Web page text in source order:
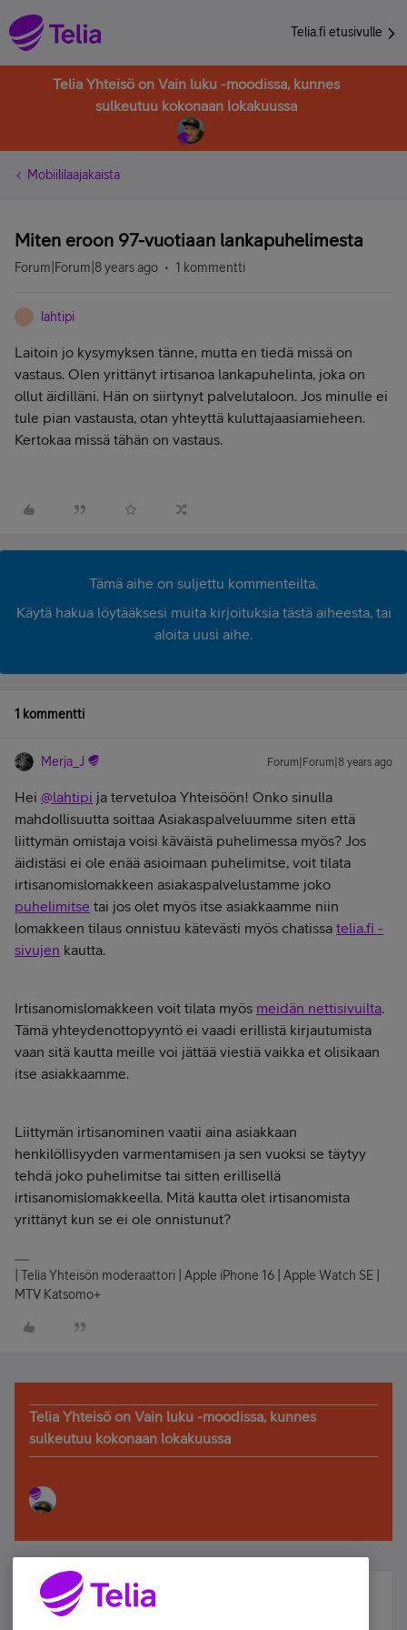
Telia.fi etusivulle
Telia Yhteisö on Vain luku -moodissa, kunnes
sulkeutuu kokonaan lokakuussa
Mobiililaajakaista
Miten eroon 97-vuotiaan lankapuhelimesta
Forum|Forum|8 years ago 1 kommentti
lahtipi
Laitoin jo kysymyksen tänne, mutta en tiedä missä on
vastaus. Olen yrittänyt irtisanoa lankapuhelinta, joka on
ollut äidilläni. Hän on siirtynyt palvelutaloon. Jos minulle ei
tule pian vastausta, otan yhteyttä kuluttajaasiamieheen.
Kertokaa missä tähän on vastaus.
Tämä aihe on suljettu kommenteilta.
Käytä hakua löytääksesi muita kirjoituksia tästä aiheesta, tai
aloita uusi aihe.
1 kommentti
Merja_J Forum|Forum|8 years ago
Hei @lahtipi ja tervetuloa Yhteisöön! Onko sinulla
mahdollisuutta soittaa Asiakaspalveluumme siten että
liittymän omistaja voisi käväistä puhelimessa myös? Jos
äidistäsi ei ole enää asioimaan puhelimitse, voit tilata
irtisanomislomakkeen asiakaspalvelustamme joko
puhelimitse tai jos olet myös itse asiakkaamme niin
lomakkeen tilaus onnistuu kätevästi myös chatissa telia.fi -
sivujen kautta.
Irtisanomislomakkeen voit tilata myös meidän nettisivuilta.
Tämä yhteydenottopyyntö ei vaadi erillistä kirjautumista
vaan sitä kautta meille voi jättää viestiä vaikka et olisikaan
itse asiakkaamme.
Liittymän irtisanominen vaatii aina asiakkaan
henkilöllisyyden varmentamisen ja sen vuoksi se täytyy
tehdä joko puhelimitse tai sitten erillisellä
irtisanomislomakkeella. Mitä kautta olet irtisanomista
yrittänyt kun se ei ole onnistunut?
| Telia Yhteisön moderaattori | Apple iPhone 16 | Apple Watch SE |
MTV Katsomo+
Telia Yhteisö on Vain luku -moodissa, kunnes
sulkeutuu kokonaan lokakuussa
Älä jää paitsi – osallistu ja voita!